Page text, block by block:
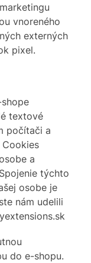
vnoreného
externých
pixel.
textové
počítači a
a
týchto
osobe je
nám udelili
do e-shopu.